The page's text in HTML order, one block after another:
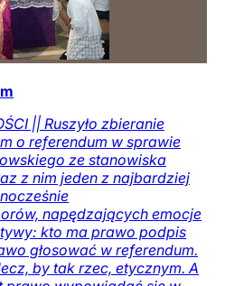
|| Ruszyło zbieranie
o referendum w sprawie
ze stanowiska
z nim jeden z najbardziej
napędzających emocje
kto ma prawo podpis
głosować w referendum.
by tak rzec, etycznym. A